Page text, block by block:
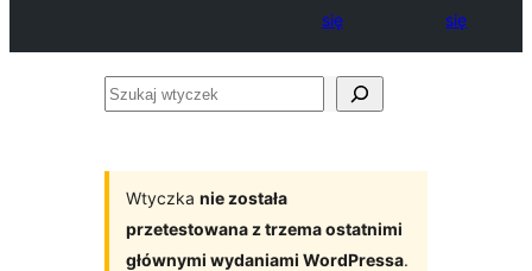
się
się
Szukaj
Wtyczka nie została
przetestowana z trzema ostatnimi
głównymi wydaniami WordPressa.